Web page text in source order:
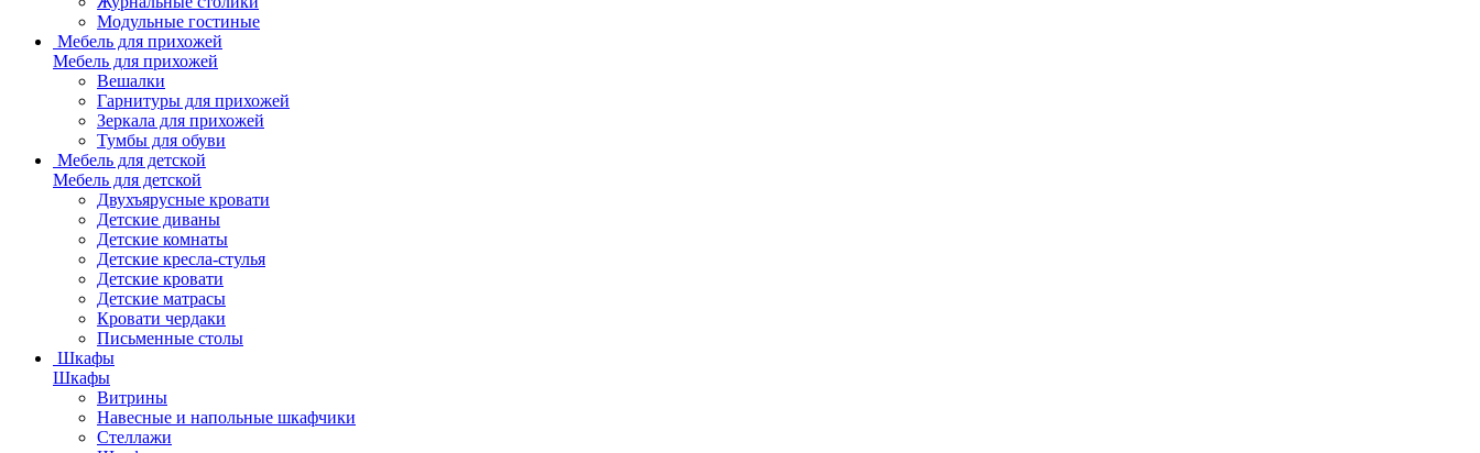
Модульные гостиные
Мебель для прихожей
Мебель для прихожей
Вешалки
Гарнитуры для прихожей
Зеркала для прихожей
Тумбы для обуви
Мебель для детской
Мебель для детской
Двухъярусные кровати
Детские диваны
Детские комнаты
Детские кресла-стулья
Детские кровати
Детские матрасы
Кровати чердаки
Письменные столы
Шкафы
Шкафы
Витрины
Навесные и напольные шкафчики
Стеллажи